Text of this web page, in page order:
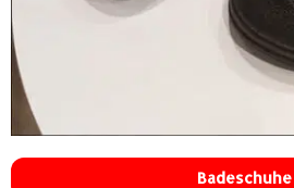
Badeschuhe